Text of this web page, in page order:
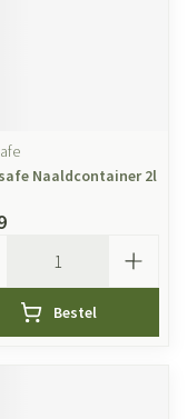
Naaldcontainer 2l
Bestel